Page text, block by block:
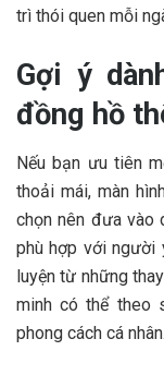
trì thói quen mỗi
Gợi ý
đồng hồ
Nếu bạn ưu tiên
thoải mái, màn
chọn nên đưa vào
phù hợp với người
luyện từ những
minh có thể theo
phong cách cá nhân.